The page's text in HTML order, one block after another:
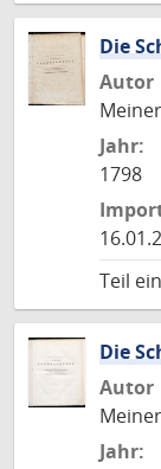
Die
Autor
Jahr:
1798
Teil
Die
Autor
Jahr: